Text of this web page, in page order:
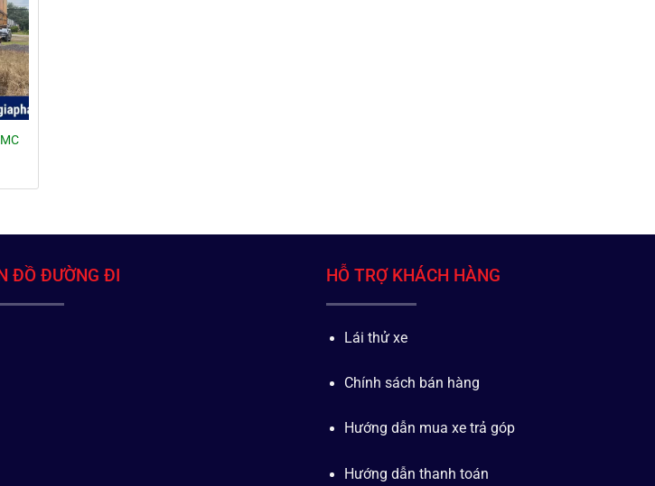
ĐỒ ĐƯỜNG ĐI HỖ TRỢ KHÁCH HÀNG
Lái thử xe
Chính sách bán hàng
Hướng dẫn mua xe trả góp
Hướng dẫn thanh toán